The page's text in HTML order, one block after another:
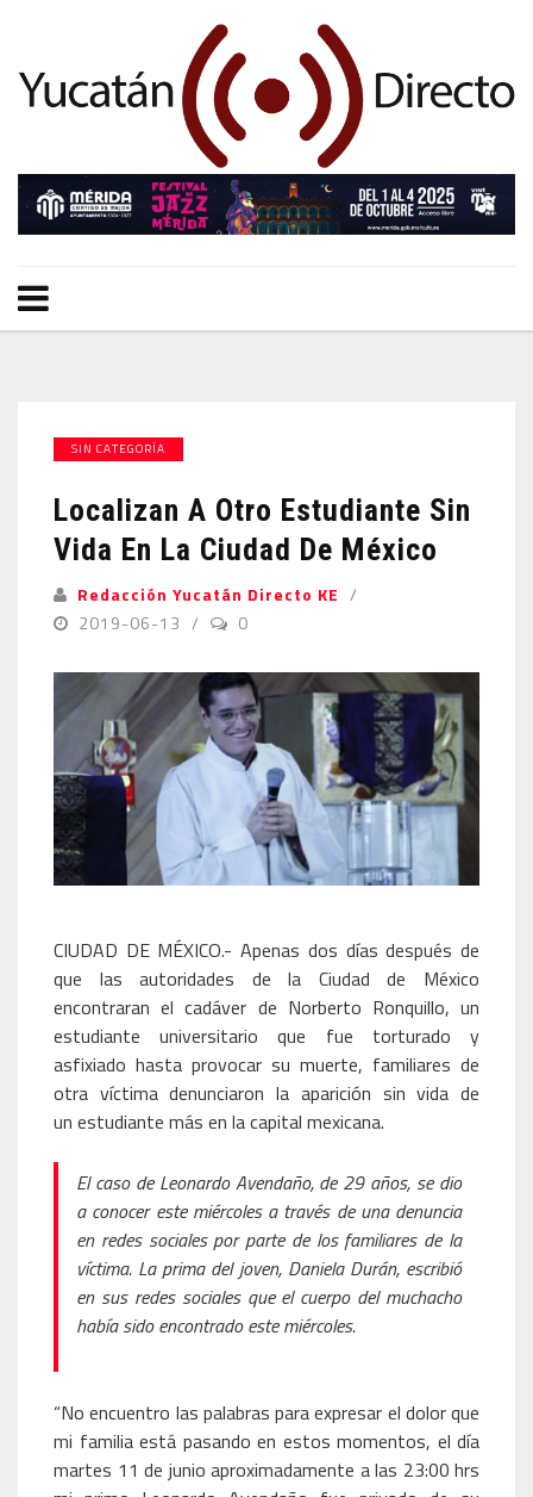
SIN CATEGORÍA
Localizan A Otro Estudiante Sin
Vida En La Ciudad De México
Redacción Yucatán Directo KE
2019-06-13
0
CIUDAD DE MÉXICO.- Apenas dos días después de
que las autoridades de la Ciudad de México
encontraran el cadáver de Norberto Ronquillo, un
estudiante universitario que fue torturado y
asfixiado hasta provocar su muerte, familiares de
otra víctima denunciaron la aparición sin vida de
un estudiante más en la capital mexicana.
El caso de Leonardo Avendaño, de 29 años, se dio
a conocer este miércoles a través de una denuncia
en redes sociales por parte de los familiares de la
víctima. La prima del joven, Daniela Durán, escribió
en sus redes sociales que el cuerpo del muchacho
había sido encontrado este miércoles.
“No encuentro las palabras para expresar el dolor que
mi familia está pasando en estos momentos, el día
martes 11 de junio aproximadamente a las 23:00 hrs